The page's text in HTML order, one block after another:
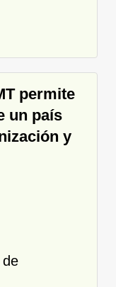
permite
un país
y